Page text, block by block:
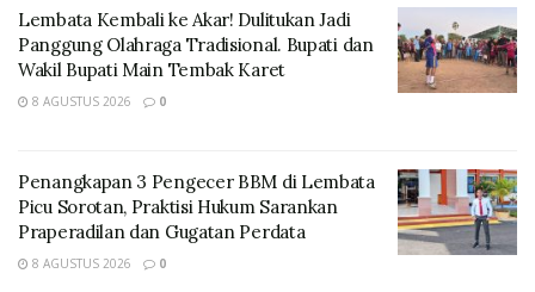
Pengangkatan Pegawai Pemerintah Perjanjian Kerja
manusia (SDM) lokal dalam mengakselerasi
pembangunan.
Wakil Bupati Lembata menekankan pentingnya
Lembata Kembali ke Akar! Dulitukan Jadi
Panggung Olahraga Tradisional. Bupati dan
Wakil Bupati Main Tembak Karet
8 AGUSTUS 2026 0
Penangkapan 3 Pengecer BBM di Lembata
Picu Sorotan, Praktisi Hukum Sarankan
Praperadilan dan Gugatan Perdata
8 AGUSTUS 2026 0